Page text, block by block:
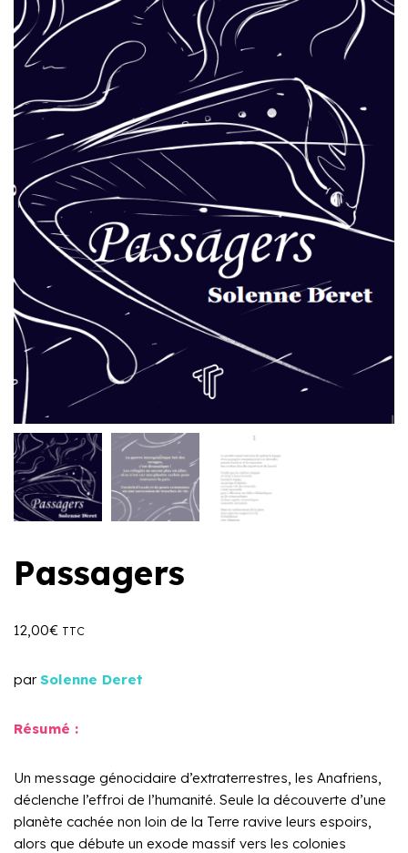
Passagers
12,00€ TTC
parSolenne Deret
Résumé :
Un message génocidaire d’extraterrestres, les Anafriens,
déclenche l’effroi de l’humanité. Seule la découverte d’une
planète cachée non loin de la Terre ravive leurs espoirs,
alors que débute un exode massif vers les colonies